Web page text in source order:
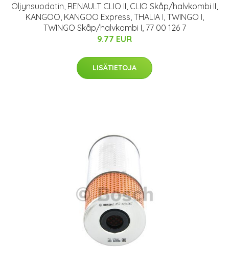
Öljynsuodatin, RENAULT CLIO II, CLIO Skåp/halvkombi II,
KANGOO, KANGOO Express, THALIA I, TWINGO I,
TWINGO Skåp/halvkombi I, 77 00 126 7
9.77 EUR
LISÄTIETOJA